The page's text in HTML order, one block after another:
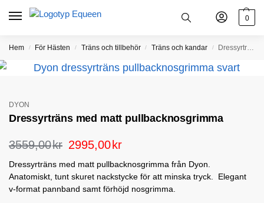
0
Hem / För Hästen / Träns och tillbehör / Träns och kandar / Dressyrträns med matt pullbacknosgrimma
DYON
Dressyrträns med matt pullbacknosgrimma
3559,00kr 2995,00kr
Dressyrträns med matt pullbacknosgrimma från Dyon.
Anatomiskt, tunt skuret nackstycke för att minska tryck. Elegant
v-format pannband samt förhöjd nosgrimma.